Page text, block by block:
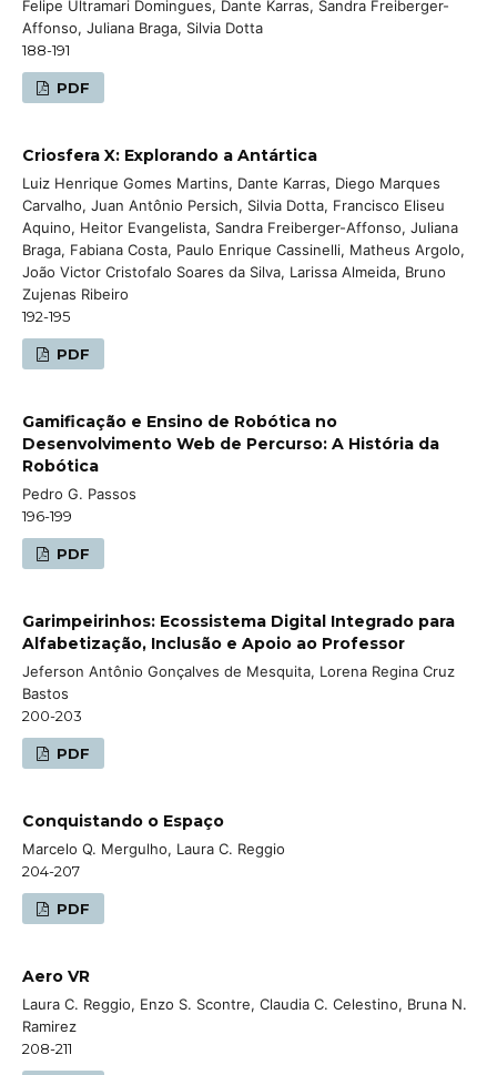
Felipe Ultramari Domingues, Dante Karras, Sandra Freiberger-
Affonso, Juliana Braga, Silvia Dotta
188-191
PDF
Criosfera X: Explorando a Antártica
Luiz Henrique Gomes Martins, Dante Karras, Diego Marques
Carvalho, Juan Antônio Persich, Silvia Dotta, Francisco Eliseu
Aquino, Heitor Evangelista, Sandra Freiberger-Affonso, Juliana
Braga, Fabiana Costa, Paulo Enrique Cassinelli, Matheus Argolo,
João Victor Cristofalo Soares da Silva, Larissa Almeida, Bruno
Zujenas Ribeiro
192-195
PDF
Gamificação e Ensino de Robótica no
Desenvolvimento Web de Percurso: A História da
Robótica
Pedro G. Passos
196-199
PDF
Garimpeirinhos: Ecossistema Digital Integrado para
Alfabetização, Inclusão e Apoio ao Professor
Jeferson Antônio Gonçalves de Mesquita, Lorena Regina Cruz
Bastos
200-203
PDF
Conquistando o Espaço
Marcelo Q. Mergulho, Laura C. Reggio
204-207
PDF
Aero VR
Laura C. Reggio, Enzo S. Scontre, Claudia C. Celestino, Bruna N.
Ramirez
208-211